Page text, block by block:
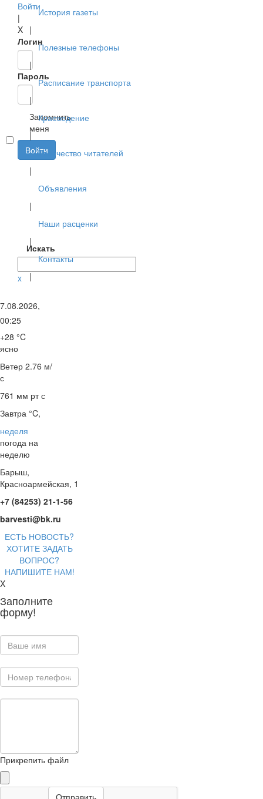
Войти
|
X
Логин
Пароль
Запомнить
меня
Войти
Искать
x
История газеты
|
Полезные телефоны
|
Расписание транспорта
|
Краеведение
|
Творчество читателей
|
Объявления
|
Наши расценки
|
Контакты
|
7.08.2026,
00:25
+28 °C
ясно
Ветер 2.76 м/
с
761 мм рт с
Завтра °C,
неделя
погода на
неделю
Барыш,
Красноармейская, 1
+7 (84253) 21-1-56
barvesti@bk.ru
ЕСТЬ НОВОСТЬ?
ХОТИТЕ ЗАДАТЬ
ВОПРОС?
НАПИШИТЕ НАМ!
X
Заполните
форму!
Прикрепить файл